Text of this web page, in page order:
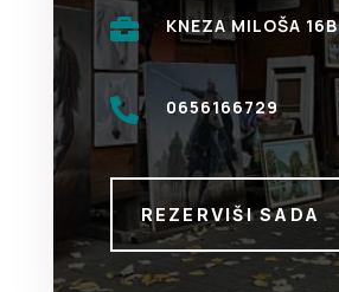
 KNEZA MILOŠA 16B
 0656166729
REZERVIŠI SADA